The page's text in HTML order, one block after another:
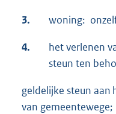
3. woning:
4.
het verlenen
steun ten
geldelijke steun
van gemeentewege;